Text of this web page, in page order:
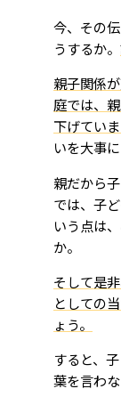
今、その
うするか。
親子関係
庭では、
下げていま
いを大事
親だから
では、子
いう点は
か。
そして是
としての
ょう。
すると、
葉を言わ